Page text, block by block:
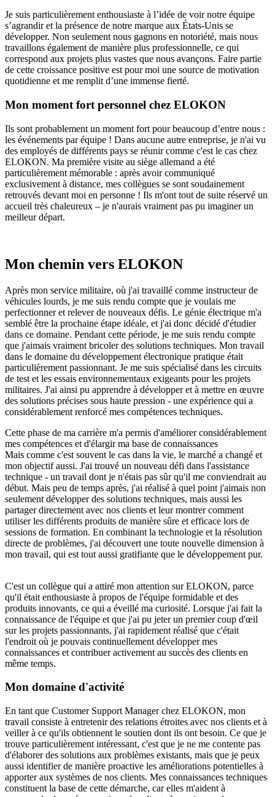
Je suis particulièrement enthousiaste à l’idée de voir notre équipe
s’agrandir et la présence de notre marque aux États-Unis se
développer. Non seulement nous gagnons en notoriété, mais nous
travaillons également de manière plus professionnelle, ce qui
correspond aux projets plus vastes que nous avançons. Faire partie
de cette croissance positive est pour moi une source de motivation
quotidienne et me remplit d’une immense fierté.
Mon moment fort personnel chez ELOKON
Ils sont probablement un moment fort pour beaucoup d’entre nous :
les événements par équipe ! Dans aucune autre entreprise, je n'ai vu
des employés de différents pays se réunir comme c'est le cas chez
ELOKON. Ma première visite au siège allemand a été
particulièrement mémorable : après avoir communiqué
exclusivement à distance, mes collègues se sont soudainement
retrouvés devant moi en personne ! Ils m'ont tout de suite réservé un
accueil très chaleureux – je n'aurais vraiment pas pu imaginer un
meilleur départ.
Mon chemin vers ELOKON
Après mon service militaire, où j'ai travaillé comme instructeur de
véhicules lourds, je me suis rendu compte que je voulais me
perfectionner et relever de nouveaux défis. Le génie électrique m'a
semblé être la prochaine étape idéale, et j'ai donc décidé d'étudier
dans ce domaine. Pendant cette période, je me suis rendu compte
que j'aimais vraiment bricoler des solutions techniques. Mon travail
dans le domaine du développement électronique pratique était
particulièrement passionnant. Je me suis spécialisé dans les circuits
de test et les essais environnementaux exigeants pour les projets
militaires. J'ai ainsi pu apprendre à développer et à mettre en œuvre
des solutions précises sous haute pression - une expérience qui a
considérablement renforcé mes compétences techniques.
Cette phase de ma carrière m'a permis d'améliorer considérablement
mes compétences et d'élargir ma base de connaissances
Mais comme c'est souvent le cas dans la vie, le marché a changé et
mon objectif aussi. J'ai trouvé un nouveau défi dans l'assistance
technique - un travail dont je n'étais pas sûr qu'il me conviendrait au
début. Mais peu de temps après, j'ai réalisé à quel point j'aimais non
seulement développer des solutions techniques, mais aussi les
partager directement avec nos clients et leur montrer comment
utiliser les différents produits de manière sûre et efficace lors de
sessions de formation. En combinant la technologie et la résolution
directe de problèmes, j'ai découvert une toute nouvelle dimension à
mon travail, qui est tout aussi gratifiante que le développement pur.
C'est un collègue qui a attiré mon attention sur ELOKON, parce
qu'il était enthousiaste à propos de l'équipe formidable et des
produits innovants, ce qui a éveillé ma curiosité. Lorsque j'ai fait la
connaissance de l'équipe et que j'ai pu jeter un premier coup d'œil
sur les projets passionnants, j'ai rapidement réalisé que c'était
l'endroit où je pouvais continuellement développer mes
connaissances et contribuer activement au succès des clients en
même temps.
Mon domaine d'activité
En tant que Customer Support Manager chez ELOKON, mon
travail consiste à entretenir des relations étroites avec nos clients et à
veiller à ce qu'ils obtiennent le soutien dont ils ont besoin. Ce que je
trouve particulièrement intéressant, c'est que je ne me contente pas
d'élaborer des solutions aux problèmes existants, mais que je peux
aussi identifier de manière proactive les améliorations potentielles à
apporter aux systèmes de nos clients. Mes connaissances techniques
constituent la base de cette démarche, car elles m'aident à